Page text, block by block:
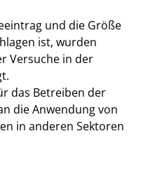
und die Größe
ist, wurden
Versuche in der
das Betreiben der
die Anwendung von
in anderen Sektoren